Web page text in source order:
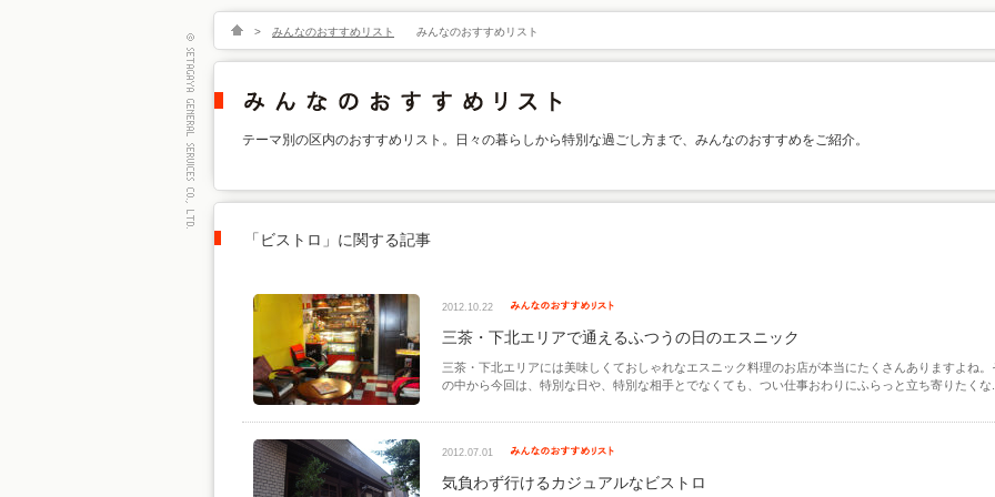
> みんなのおすすめリスト みんなのおすすめリスト
テーマ別の区内のおすすめリスト。日々の暮らしから特別な過ごし方まで、みんなのおすすめをご紹介。
「ビストロ」に関する記事
2012.10.22
三茶・下北エリアで通えるふつうの日のエスニック
三茶・下北エリアには美味しくておしゃれなエスニック料理のお店が本当にたくさんありますよね。
の中から今回は、特別な日や、特別な相手とでなくても、つい仕事おわりにふらっと立ち寄りたくな
2012.07.01
気負わず行けるカジュアルなビストロ